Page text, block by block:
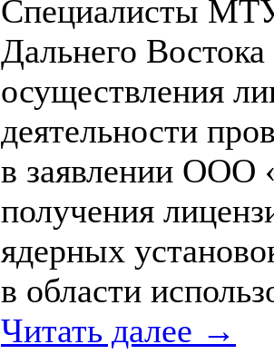
Специалисты
Дальнего
осуществления
деятельности
в заявлении ООО
получения
ядерных
в области
Читать далее →